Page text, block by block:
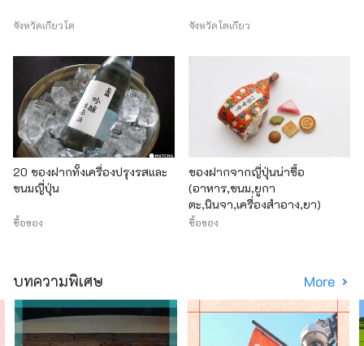
จังหวัดเกียวโต จังหวัดโตเกียว
20 ของฝากทั้งเครื่องปรุงรสและ
ขนมญี่ปุ่น
ซื้อของ
ของฝากจากญี่ปุ่นน่าซื้อ
(อาหาร,ขนม,ยูกา
ตะ,นินจา,เครื่องสำอาง,ยา)
ซื้อของ
บทความพิเศษ More